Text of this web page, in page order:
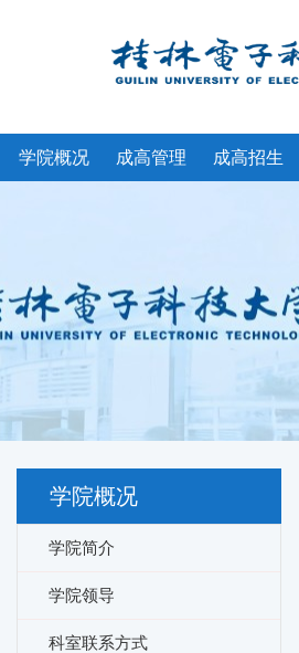
学院概况 成高管理 成高招生
学院概况
学院简介
学院领导
科室联系方式